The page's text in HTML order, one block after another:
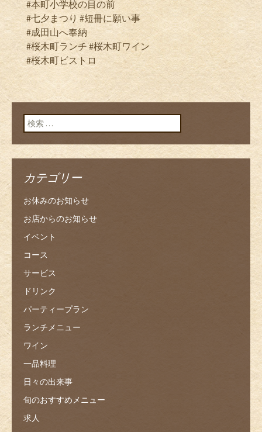
#本町小学校の目の前
#七夕まつり #短冊に願い事
#成田山へ奉納
#桜木町ランチ #桜木町ワイン
#桜木町ビストロ
検索:
カテゴリー
お休みのお知らせ
お店からのお知らせ
イベント
コース
サービス
ドリンク
パーティープラン
ランチメニュー
ワイン
一品料理
日々の出来事
旬のおすすめメニュー
求人